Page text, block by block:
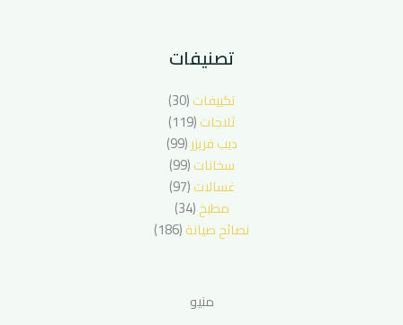
تصنيفات
تكييفات(30)
ثلاجات(119)
ديب فريزر(99)
سخانات(99)
غسالات(97)
مطبخ(34)
نصائح صيانة(186)
منيو